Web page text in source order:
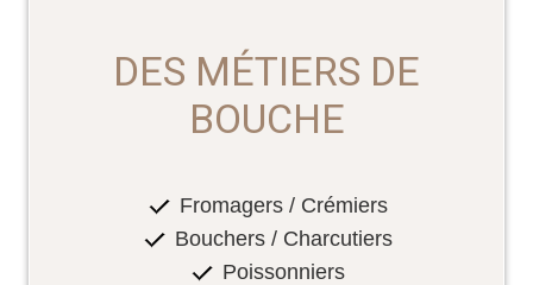
DES MÉTIERS DE
BOUCHE
Fromagers / Crémiers
Bouchers / Charcutiers
Poissonniers